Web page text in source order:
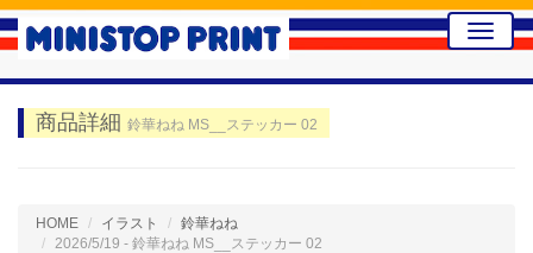
Toggle
商品詳細 鈴華ねね MS__ステッカー 02
HOME イラスト
鈴華ねね
2026/5/19 - 鈴華ねね MS__ステッカー 02